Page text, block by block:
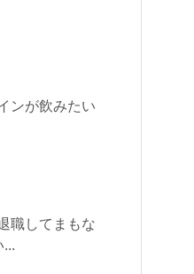
ンが飲みたい
職してまもな
...